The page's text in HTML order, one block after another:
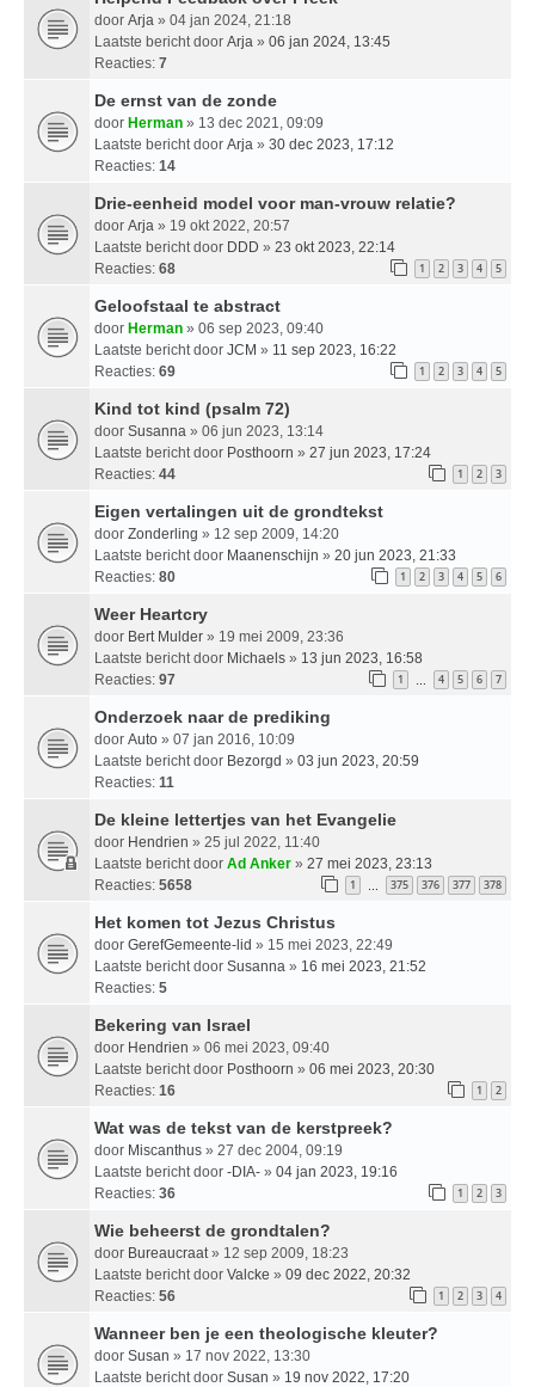
door Arja » 04 jan 2024, 21:18
Laatste bericht door Arja » 06 jan 2024, 13:45
Reacties: 7
De ernst van de zonde
door Herman » 13 dec 2021, 09:09
Laatste bericht door Arja » 30 dec 2023, 17:12
Reacties: 14
Drie-eenheid model voor man-vrouw relatie?
door Arja » 19 okt 2022, 20:57
Laatste bericht door DDD » 23 okt 2023, 22:14
Reacties: 68 1 2 3 4 5
Geloofstaal te abstract
door Herman » 06 sep 2023, 09:40
Laatste bericht door JCM » 11 sep 2023, 16:22
Reacties: 69 1 2 3 4 5
Kind tot kind (psalm 72)
door Susanna » 06 jun 2023, 13:14
Laatste bericht door Posthoorn » 27 jun 2023, 17:24
Reacties: 44 1 2 3
Eigen vertalingen uit de grondtekst
door Zonderling » 12 sep 2009, 14:20
Laatste bericht door Maanenschijn » 20 jun 2023, 21:33
Reacties: 80 1 2 3 4 5 6
Weer Heartcry
door Bert Mulder » 19 mei 2009, 23:36
Laatste bericht door Michaels » 13 jun 2023, 16:58
Reacties: 97 1 … 4 5 6 7
Onderzoek naar de prediking
door Auto » 07 jan 2016, 10:09
Laatste bericht door Bezorgd » 03 jun 2023, 20:59
Reacties: 11
De kleine lettertjes van het Evangelie
door Hendrien » 25 jul 2022, 11:40
Laatste bericht door Ad Anker » 27 mei 2023, 23:13
Reacties: 5658 1 … 375 376 377 378
Het komen tot Jezus Christus
door GerefGemeente-lid » 15 mei 2023, 22:49
Laatste bericht door Susanna » 16 mei 2023, 21:52
Reacties: 5
Bekering van Israel
door Hendrien » 06 mei 2023, 09:40
Laatste bericht door Posthoorn » 06 mei 2023, 20:30
Reacties: 16 1 2
Wat was de tekst van de kerstpreek?
door Miscanthus » 27 dec 2004, 09:19
Laatste bericht door -DIA- » 04 jan 2023, 19:16
Reacties: 36 1 2 3
Wie beheerst de grondtalen?
door Bureaucraat » 12 sep 2009, 18:23
Laatste bericht door Valcke » 09 dec 2022, 20:32
Reacties: 56 1 2 3 4
Wanneer ben je een theologische kleuter?
door Susan » 17 nov 2022, 13:30
Laatste bericht door Susan » 19 nov 2022, 17:20